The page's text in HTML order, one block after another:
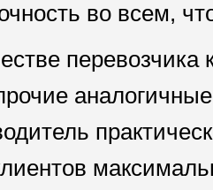
во всем,
перевозчика